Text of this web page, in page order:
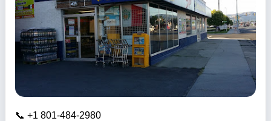
+1 801-484-2980